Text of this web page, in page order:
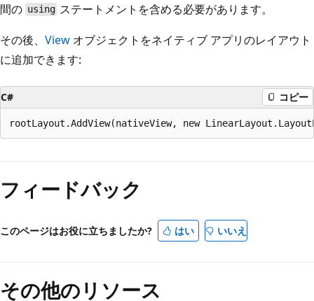
間の using ステートメントを含める必要があります。
その後、 View オブジェクトをネイティブ アプリのレイアウト
に追加できます:
C# コピー
フィードバック
このページはお役に立ちましたか? はい いいえ
その他のリソース